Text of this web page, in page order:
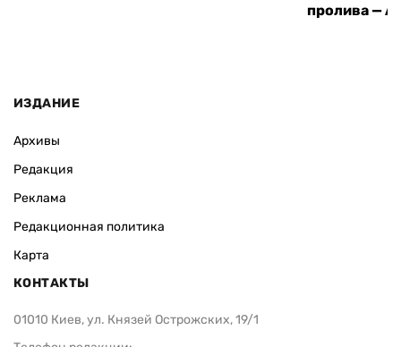
пролива —
ИЗДАНИЕ
Архивы
Редакция
Реклама
Редакционная политика
Карта
КОНТАКТЫ
01010 Киев, ул. Князей Острожских, 19/1